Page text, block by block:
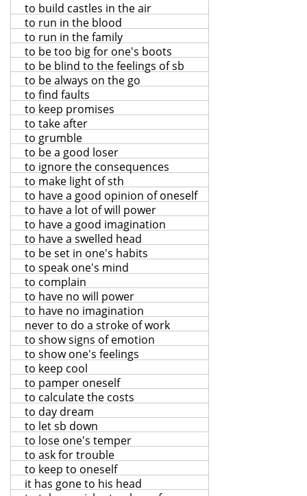
to build castles in the air
to run in the blood
to run in the family
to be too big for one's boots
to be blind to the feelings of sb
to be always on the go
to find faults
to keep promises
to take after
to grumble
to be a good loser
to ignore the consequences
to make light of sth
to have a good opinion of oneself
to have a lot of will power
to have a good imagination
to have a swelled head
to be set in one's habits
to speak one's mind
to complain
to have no will power
to have no imagination
never to do a stroke of work
to show signs of emotion
to show one's feelings
to keep cool
to pamper oneself
to calculate the costs
to day dream
to let sb down
to lose one's temper
to ask for trouble
to keep to oneself
it has gone to his head